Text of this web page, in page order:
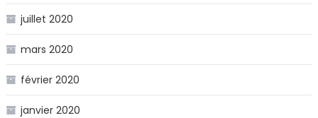
juillet 2020
mars 2020
février 2020
janvier 2020